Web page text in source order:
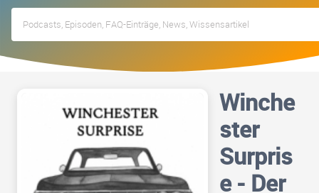
Winche
ster
Surpris
e - Der